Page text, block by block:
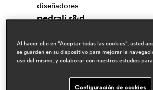
diseñadores
pedrali r&d
hospitality
outdoor
Al hacer clic en “Aceptar todas las cookies”, usted
se guarden en su dispositivo para mejorar la
uso del mismo, y colaborar con nuestros estudios
Configuración de cookies